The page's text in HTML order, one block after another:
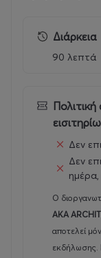
Κυριακή 20
Κυριακή 24
Κυριακή 07
Κυριακή 21
Κυριακή 07
Κυριακή 21
Διάρκεια
90 λεπτά
Δεν
Δεν
Ο
AKA
αποτελεί
εκδήλωσης.